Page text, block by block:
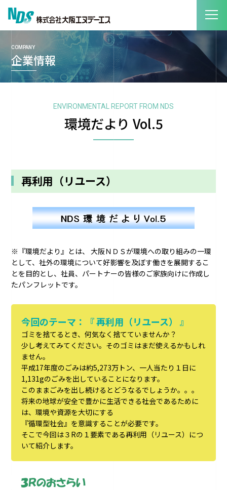
COMPANY
企業情報
ENVIRONMENTAL REPORT FROM NDS
環境だより Vol.5
再利用（リユース）
※『環境だより』とは、 大阪ＮＤＳが環境への取り組みの一環
として、社外の環境について好影響を及ぼす働きを展開するこ
とを目的とし、社員、パートナーの皆様のご家族向けに作成し
たパンフレットです。
今回のテーマ：『 再利用（リユース） 』
ゴミを捨てるとき、何気なく捨てていませんか？
少し考えてみてください。そのゴミはまだ使えるかもしれ
ません。
平成17年度のごみは約5,273万トン、一人当たり１日に
1,131gのごみを出していることになります。
このままごみを出し続けるとどうなるでしょうか。。。
将来の地球が安全で豊かに生活できる社会であるために
は、環境や資源を大切にする
『循環型社会』を意識することが必要です。
そこで今回は３Rの１要素である再利用（リユース）につ
いて紹介します。